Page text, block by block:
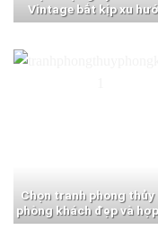
Vintage bắt kịp xu
Chọn tranh phong thủy
phòng khách đẹp và